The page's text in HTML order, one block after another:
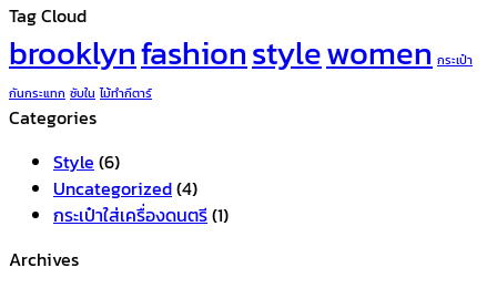
Tag Cloud
brooklynfashionstylewomen กระเป๋า
กันกระแทก ซับใน ไม้ทำกีตาร์
Categories
Style (6)
Uncategorized(4)
กระเป๋าใส่เครื่องดนตรี(1)
Archives